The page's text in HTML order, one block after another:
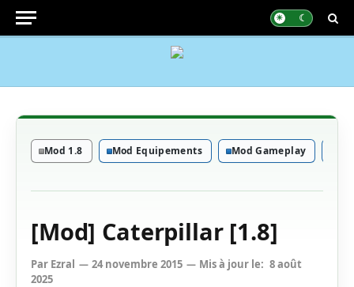
Mod 1.8 Mod Equipements Mod Gameplay
[Mod] Caterpillar [1.8]
Par Ezral 24 novembre 2015 Mis à jour le: 8 août
2025